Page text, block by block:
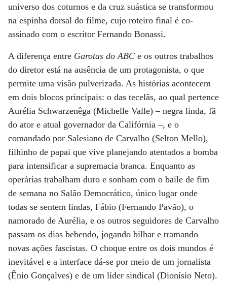
universo dos coturnos e da cruz suástica se transformou
na espinha dorsal do filme, cujo roteiro final é co-
assinado com o escritor Fernando Bonassi.
A diferença entre Garotas do ABC e os outros trabalhos
do diretor está na ausência de um protagonista, o que
permite uma visão pulverizada. As histórias acontecem
em dois blocos principais: o das tecelãs, ao qual pertence
Aurélia Schwarzenêga (Michelle Valle) – negra linda, fã
do ator e atual governador da Califórnia –, e o
comandado por Salesiano de Carvalho (Selton Mello),
filhinho de papai que vive planejando atentados a bomba
para intensificar a supremacia branca. Enquanto as
operárias trabalham duro e sonham com o baile de fim
de semana no Salão Democrático, único lugar onde
todas se sentem lindas, Fábio (Fernando Pavão), o
namorado de Aurélia, e os outros seguidores de Carvalho
passam os dias bebendo, jogando bilhar e tramando
novas ações fascistas. O choque entre os dois mundos é
inevitável e a interface dá-se por meio de um jornalista
(Ênio Gonçalves) e de um líder sindical (Dionísio Neto).